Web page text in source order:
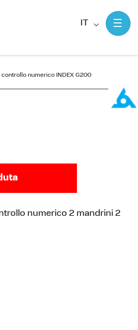
IT
controllo numerico INDEX G200
numerico 2 mandrini 2